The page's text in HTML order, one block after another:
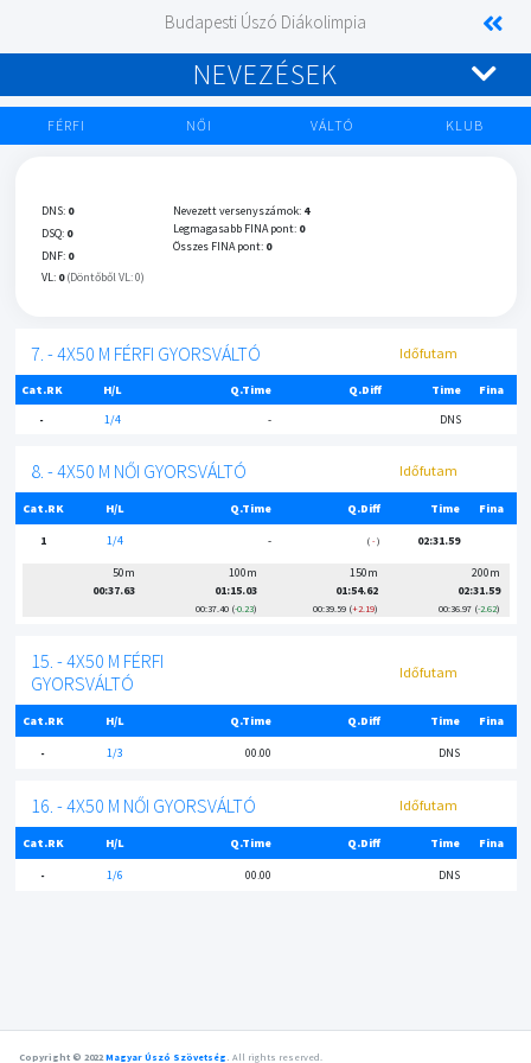
Budapesti Úszó Diákolimpia
NEVEZÉSEK
FÉRFI NŐI VÁLTÓ KLUB
DNS: 0
DSQ: 0
DNF: 0
VL: 0 (Döntőből VL: 0)
Nevezett versenyszámok: 4
Legmagasabb FINA pont: 0
Összes FINA pont: 0
7. - 4X50 M FÉRFI GYORSVÁLTÓ Időfutam
Cat.RK H/L Q.Time Q.Diff Time
Fina
-
1/4 - DNS
8. - 4X50 M NŐI GYORSVÁLTÓ Időfutam
Cat.RK H/L Q.Time Q.Diff Time Fina
1 1/4 - - 02:31.59
50m
00:37.63
100m
01:15.03
00:37.40 -0.23
150m
01:54.62
00:39.59 +2.19
200m
02:31.59
00:36.97 -2.62
15. - 4X50 M FÉRFI
GYORSVÁLTÓ
Időfutam
Cat.RK H/L Q.Time Q.Diff Time Fina
- 1/3 00.00 DNS
16. - 4X50 M NŐI GYORSVÁLTÓ Időfutam
Cat.RK H/L Q.Time Q.Diff Time Fina
- 1/6 00.00 DNS
Copyright © 2022Magyar Úszó Szövetség . All rights reserved.